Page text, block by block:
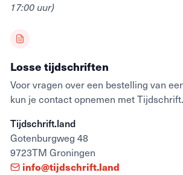
17:00 uur)
Losse tijdschriften
Voor vragen over een bestelling van
kun je contact opnemen met
Tijdschrift.land
Gotenburgweg 48
9723TM Groningen
info@tijdschrift.land